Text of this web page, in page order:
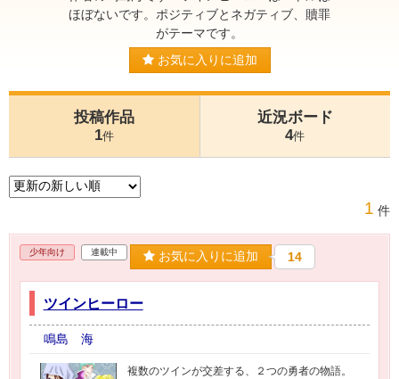
ほぼないです。ポジティブとネガティブ、贖罪
がテーマです。
お気に入りに追加
投稿作品
1件
近況ボード
4件
1 件
少年向け 連載中 お気に入りに追加 14
ツインヒーロー
鳴島 海
複数のツインが交差する、２つの勇者の物語。